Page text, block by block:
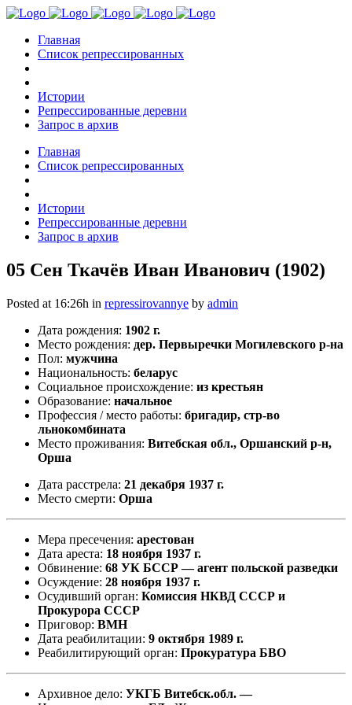
Главная
Список репрессированных
Истории
Репрессированные деревни
Запрос в архив
Главная
Список репрессированных
Истории
Репрессированные деревни
Запрос в архив
05 Сен Ткачёв Иван Иванович (1902)
Posted at 16:26h in repressirovannye by admin
Дата рождения: 1902 г.
Место рождения: дер. Первыречки Могилевского р-на
Пол: мужчина
Национальность: беларус
Социальное происхождение: из крестьян
Образование: начальное
Профессия / место работы: бригадир, стр-во
льнокомбината
Место проживания: Витебская обл., Оршанский р-н,
Орша
Дата расстрела: 21 декабря 1937 г.
Место смерти: Орша
Мера пресечения: арестован
Дата ареста: 18 ноября 1937 г.
Обвинение: 68 УК БССР — агент польской разведки
Осуждение: 28 ноября 1937 г.
Осудивший орган: Комиссия НКВД СССР и
Прокурора СССР
Приговор: ВМН
Дата реабилитации: 9 октября 1989 г.
Реабилитирующий орган: Прокуратура БВО
Архивное дело: УКГБ Витебск.обл. —